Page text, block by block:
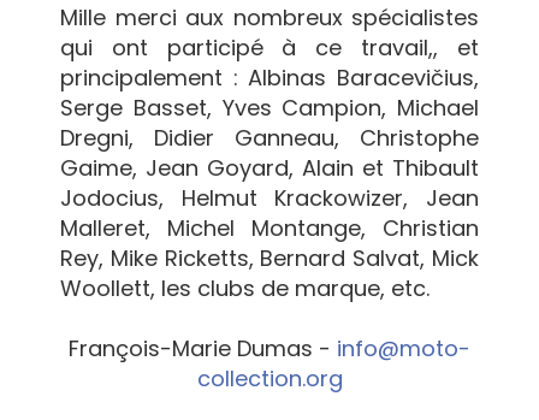
Mille merci aux nombreux spécialistes
qui ont participé à ce travail,, et
principalement : Albinas Baracevičius,
Serge Basset, Yves Campion, Michael
Dregni, Didier Ganneau, Christophe
Gaime, Jean Goyard, Alain et Thibault
Jodocius, Helmut Krackowizer, Jean
Malleret, Michel Montange, Christian
Rey, Mike Ricketts, Bernard Salvat, Mick
Woollett, les clubs de marque, etc.
François-Marie Dumas - info@moto-
collection.org